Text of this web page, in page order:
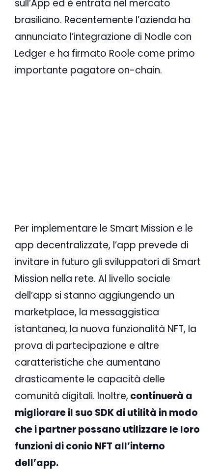
sull’App ed è entrata nel mercato
brasiliano. Recentemente l’azienda ha
annunciato l’integrazione di Nodle con
Ledger e ha firmato Roole come primo
importante pagatore on-chain.
Per implementare le Smart Mission e le
app decentralizzate, l’app prevede di
invitare in futuro gli sviluppatori di Smart
Mission nella rete. Al livello sociale
dell’app si stanno aggiungendo un
marketplace, la messaggistica
istantanea, la nuova funzionalità NFT, la
prova di partecipazione e altre
caratteristiche che aumentano
drasticamente le capacità delle
comunità digitali. Inoltre, continuerà a
migliorare il suo SDK di utilità in modo
che i partner possano utilizzare le loro
funzioni di conio NFT all’interno
dell’app.